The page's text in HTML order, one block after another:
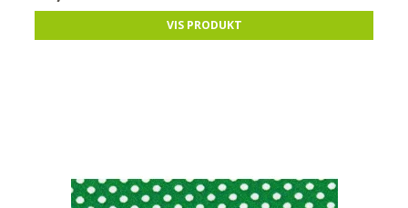
VIS PRODUKT